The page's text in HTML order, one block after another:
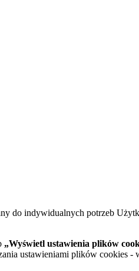
do indywidualnych potrzeb
„Wyświetl ustawienia plików
ustawieniami plików cookies -